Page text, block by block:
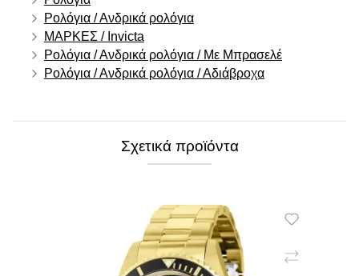
Ρολόγια / Ανδρικά ρολόγια
ΜΑΡΚΕΣ / Invicta
Ρολόγια / Ανδρικά ρολόγια / Με Μπρασελέ
Ρολόγια / Ανδρικά ρολόγια / Αδιάβροχα
Σχετικά προϊόντα